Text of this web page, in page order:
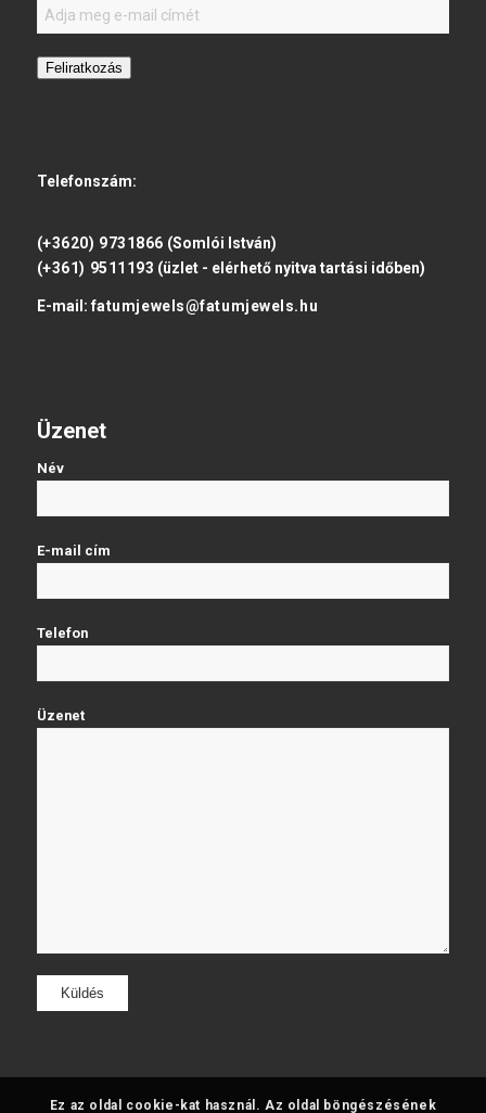
Feliratkozás
Telefonszám:
(+3620) 9731866 (Somlói István)
(+361) 9511193 (üzlet - elérhető nyitva tartási időben)
E-mail: fatumjewels@fatumjewels.hu
Üzenet
Név
E-mail cím
Telefon
Üzenet
Ez az oldal cookie-kat használ. Az oldal böngészésének